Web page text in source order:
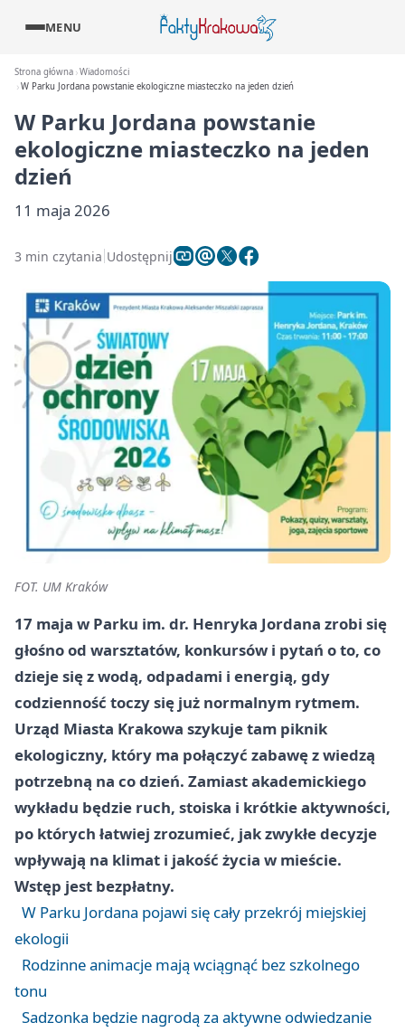
MENU
Strona główna Wiadomości
W Parku Jordana powstanie ekologiczne miasteczko na jeden dzień
W Parku Jordana powstanie
ekologiczne miasteczko na jeden
dzień
11 maja 2026
3 min czytania Udostępnij
FOT. UM Kraków
17 maja w Parku im. dr. Henryka Jordana zrobi się
głośno od warsztatów, konkursów i pytań o to, co
dzieje się z wodą, odpadami i energią, gdy
codzienność toczy się już normalnym rytmem.
Urząd Miasta Krakowa szykuje tam piknik
ekologiczny, który ma połączyć zabawę z wiedzą
potrzebną na co dzień. Zamiast akademickiego
wykładu będzie ruch, stoiska i krótkie aktywności,
po których łatwiej zrozumieć, jak zwykłe decyzje
wpływają na klimat i jakość życia w mieście.
Wstęp jest bezpłatny.
W Parku Jordana pojawi się cały przekrój miejskiej
ekologii
Rodzinne animacje mają wciągnąć bez szkolnego
tonu
Sadzonka będzie nagrodą za aktywne odwiedzanie